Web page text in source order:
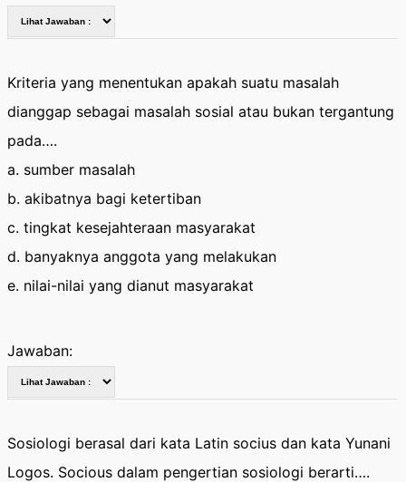
Kriteria yang menentukan apakah suatu masalah
dianggap sebagai masalah sosial atau bukan tergantung
pada….
a. sumber masalah
b. akibatnya bagi ketertiban
c. tingkat kesejahteraan masyarakat
d. banyaknya anggota yang melakukan
e. nilai-nilai yang dianut masyarakat
Jawaban:
Sosiologi berasal dari kata Latin socius dan kata Yunani
Logos. Socious dalam pengertian sosiologi berarti….